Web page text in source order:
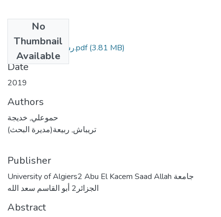
No
Thumbnail
Available
رسالة دكتوراه 2019.pdf(3.81 MB)
Date
2019
Authors
حموعلي, خديجة
تريباش, ربيعة(مديرة البحث)
Publisher
University of Algiers2 Abu El Kacem Saad Allah جامعة
الجزائر2 أبو القاسم سعد الله
Abstract